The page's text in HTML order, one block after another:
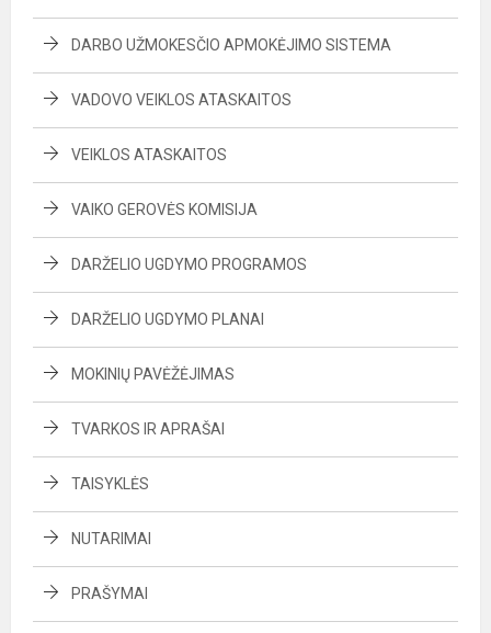
DARBO UŽMOKESČIO APMOKĖJIMO SISTEMA
VADOVO VEIKLOS ATASKAITOS
VEIKLOS ATASKAITOS
VAIKO GEROVĖS KOMISIJA
DARŽELIO UGDYMO PROGRAMOS
DARŽELIO UGDYMO PLANAI
MOKINIŲ PAVĖŽĖJIMAS
TVARKOS IR APRAŠAI
TAISYKLĖS
NUTARIMAI
PRAŠYMAI